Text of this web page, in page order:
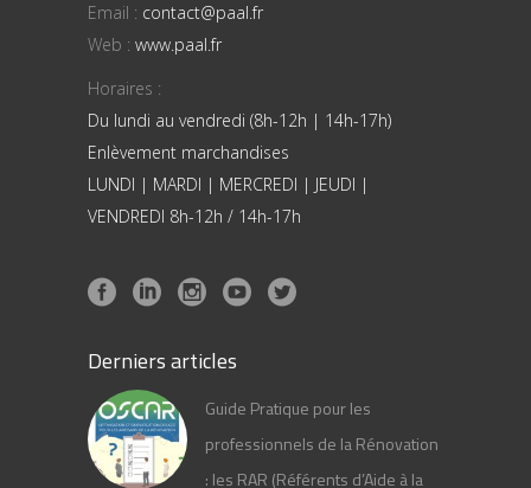
Email : contact@paal.fr
Web : www.paal.fr
Horaires :
Du lundi au vendredi (8h-12h | 14h-17h)
Enlèvement marchandises
LUNDI | MARDI | MERCREDI | JEUDI |
VENDREDI 8h-12h / 14h-17h
Derniers articles
Guide Pratique pour les
professionnels de la Rénovation
: les RAR (Référents d’Aide à la